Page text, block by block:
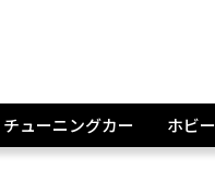
チューニングカー ホビー